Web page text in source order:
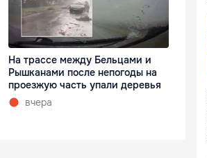
На трассе между Бельцами и
Рышканами после непогоды на
проезжую часть упали деревья
вчера